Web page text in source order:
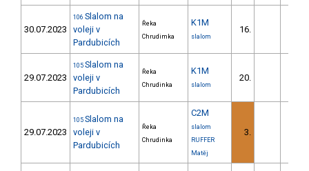
30.07.2023
106 Slalom na
voleji v
Pardubicích
Řeka
Chrudimka
K1M
slalom
16.
29.07.2023
105 Slalom na
voleji v
Pardubicích
Řeka
Chrudinka
K1M
slalom
20.
29.07.2023
105 Slalom na
voleji v
Pardubicích
Řeka
Chrudinka
C2M
slalom
RUFFER
Matěj
3.